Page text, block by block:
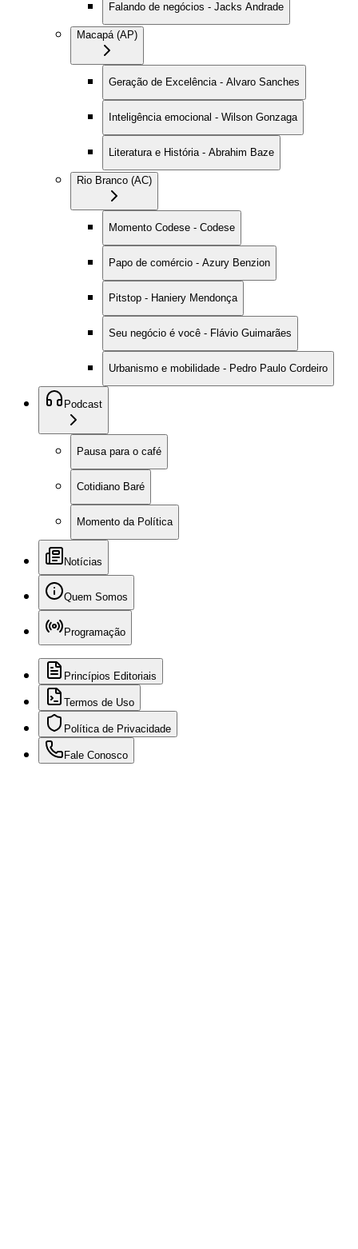
Falando de negócios - Jacks Andrade
Macapá (AP)
Geração de Excelência - Alvaro Sanches
Inteligência emocional - Wilson Gonzaga
Literatura e História - Abrahim Baze
Rio Branco (AC)
Momento Codese - Codese
Papo de comércio - Azury Benzion
Pitstop - Haniery Mendonça
Seu negócio é você - Flávio Guimarães
Urbanismo e mobilidade - Pedro Paulo Cordeiro
Podcast
Pausa para o café
Cotidiano Baré
Momento da Política
Notícias
Quem Somos
Programação
Princípios Editoriais
Termos de Uso
Política de Privacidade
Fale Conosco